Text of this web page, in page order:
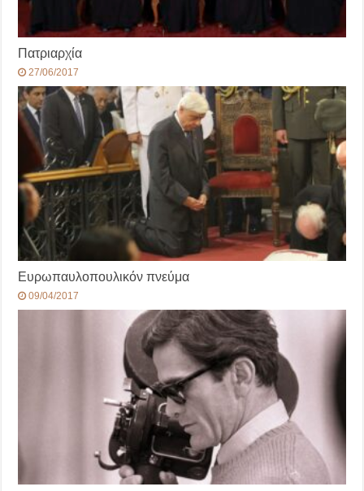
Πατριαρχία
27/06/2017
Ευρωπαυλοπουλικόν πνεύμα
09/04/2017